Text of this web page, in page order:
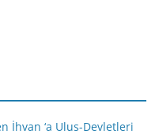
İhvan ‘a Ulus-Devletleri